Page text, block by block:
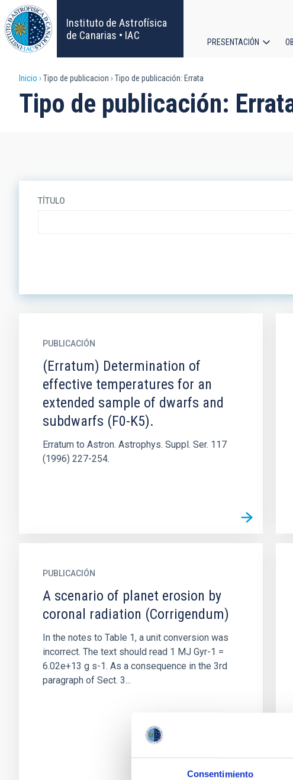
Consentimiento
Pasar
al
contenido
principal
Instituto de Astrofísica
de Canarias • IAC
principal
PRESENTACIÓN
Sobrescribir
enlaces
Inicio Tipo de publicacion Tipo de publicación: Errata
Tipo de publicación:
TÍTULO
PUBLICACIÓN
(Erratum) Determination of
effective temperatures for an
extended sample of dwarfs and
subdwarfs (F0-K5).
Erratum to Astron. Astrophys. Suppl. Ser. 117
(1996) 227-254.
PUBLICACIÓN
A scenario of planet erosion by
coronal radiation (Corrigendum)
In the notes to Table 1, a unit conversion was
incorrect. The text should read 1 MJ Gyr-1 =
6.02e+13 g s-1. As a consequence in the 3rd
paragraph of Sect. 3...